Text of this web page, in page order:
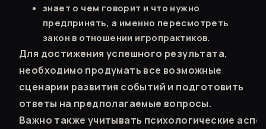
знает о чем говорит и что нужно
предпринять, а именно пересмотреть
закон в отношении игропрактиков.
Для достижения успешного результата,
необходимо продумать все возможные
сценарии развития событий и подготовить
ответы на предполагаемые вопросы.
Важно также учитывать психологические